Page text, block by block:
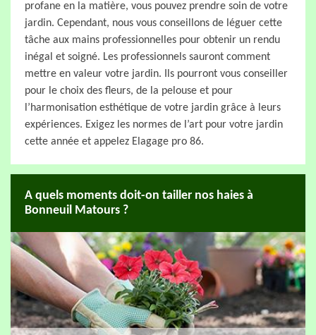
profane en la matière, vous pouvez prendre soin de votre
jardin. Cependant, nous vous conseillons de léguer cette
tâche aux mains professionnelles pour obtenir un rendu
inégal et soigné. Les professionnels sauront comment
mettre en valeur votre jardin. Ils pourront vous conseiller
pour le choix des fleurs, de la pelouse et pour
l’harmonisation esthétique de votre jardin grâce à leurs
expériences. Exigez les normes de l’art pour votre jardin
cette année et appelez Elagage pro 86.
A quels moments doit-on tailler nos haies à
Bonneuil Matours ?